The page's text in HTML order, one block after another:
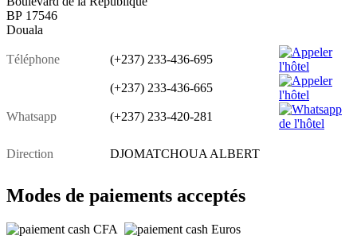
BP 17546
Douala
Téléphone (+237) 233-436-695
(+237) 233-436-665
Whatsapp (+237) 233-420-281
Direction DJOMATCHOUA ALBERT
Modes de paiements acceptés